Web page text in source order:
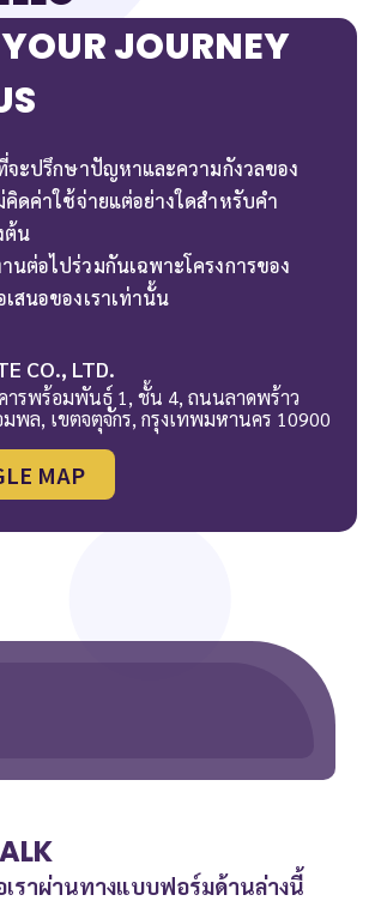
JOURNEY
จะปรึกษาปัญหาและความกังวลของ
คิดค่าใช้จ่ายแต่อย่างใดสำหรับคำ
ต้น
นต่อไปร่วมกันเฉพาะโครงการของ
สนอของเราเท่านั้น
CO., LTD.
ารพร้อมพันธุ์ 1, ชั้น 4, ถนนลาดพร้าว
พล, เขตจตุจักร, กรุงเทพมหานคร 10900
MAP
เราผ่านทางแบบฟอร์มด้านล่างนี้